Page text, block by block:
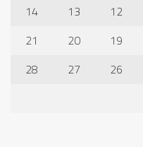
12
13
14
19
20
21
26
27
28